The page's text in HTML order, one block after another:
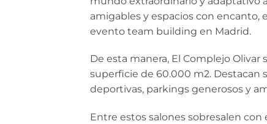
amigables y espacios con encanto,
evento team building en Madrid.
De esta manera, El Complejo
superficie de 60.000 m2. Destacan
deportivas, parkings generosos y
Entre estos salones sobresalen con